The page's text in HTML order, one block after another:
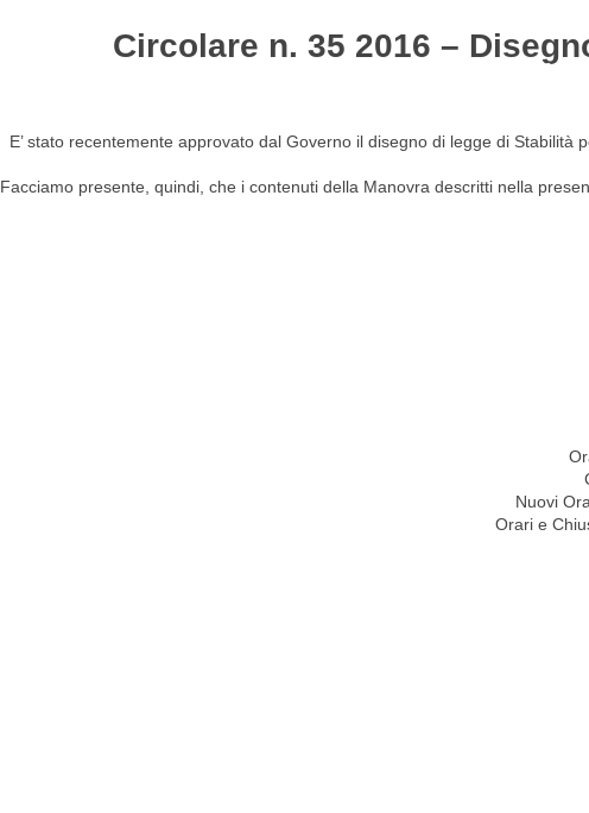
Circolare n. 35 2016 –
E’ stato recentemente approvato dal Governo il disegno di legge di
Facciamo presente, quindi, che i contenuti della Manovra descritti nella
Nuovi
Orari e